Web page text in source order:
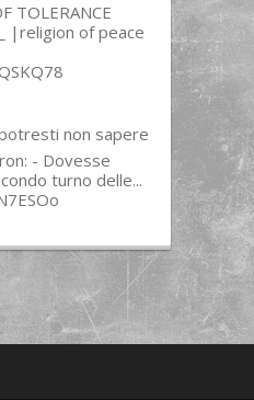
TOLERANCE
|religion of peace
non sapere
- Dovesse
turno delle...